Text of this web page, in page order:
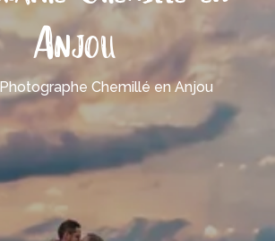
Anjou
Chemillé en Anjou